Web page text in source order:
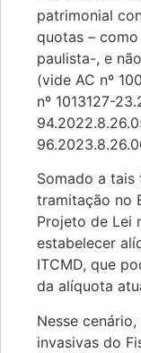
patrimonial
quotas –
paulista-, e
(vide AC nº
nº 1013127-
Somado a tais
tramitação no
Projeto de Lei
estabelecer
ITCMD, que
da alíquota
Nesse
invasivas do